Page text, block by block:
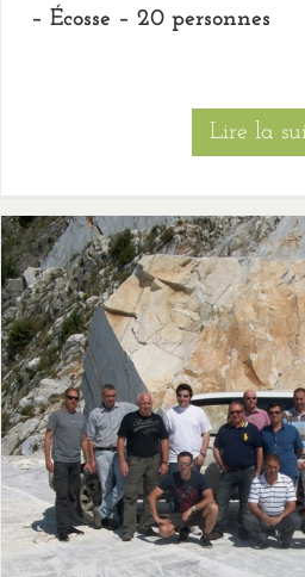
– Écosse – 20 personnes
Lire la